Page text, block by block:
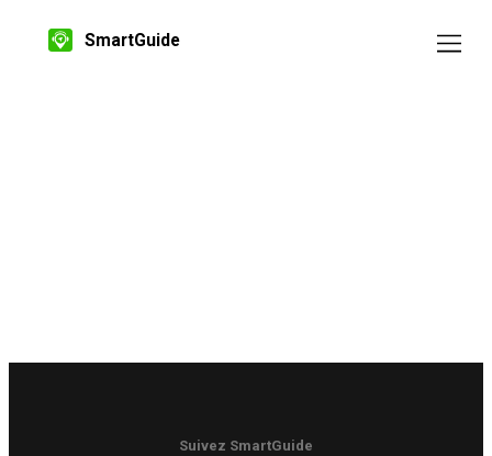
SmartGuide
Suivez SmartGuide